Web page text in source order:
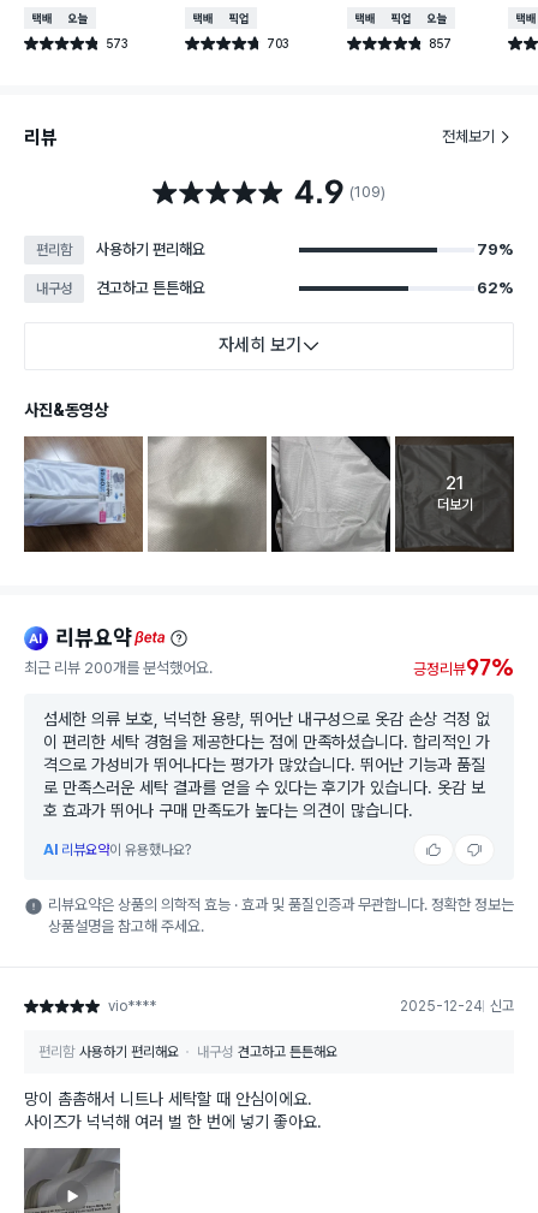
택배배송오늘배송
별점 4.8점 573
건 작성
택배배송매장픽업
별점 4.7점 703
건 작성
택배배송매장픽업오늘배송
별점 4.8점 857
건 작성
택배
별점
리뷰 전체보기
별점 4.9점 4.9 (109)
편리함 사용하기 편리해요 79%
내구성 견고하고 튼튼해요 62%
자세히 보기
사진&동영상
고객 리뷰
21
더보기
ai 리뷰요약beta
최근 리뷰 200개를 분석했어요. 긍정리뷰97%
섬세한 의류 보호, 넉넉한 용량, 뛰어난 내구성으로 옷감 손상 걱정 없
이 편리한 세탁 경험을 제공한다는 점에 만족하셨습니다. 합리적인 가
격으로 가성비가 뛰어나다는 평가가 많았습니다. 뛰어난 기능과 품질
로 만족스러운 세탁 결과를 얻을 수 있다는 후기가 있습니다. 옷감 보
호 효과가 뛰어나 구매 만족도가 높다는 의견이 많습니다.
AI 리뷰요약이 유용했나요?
리뷰요약은 상품의 의학적 효능 · 효과 및 품질인증과 무관합니다. 정확한 정보는
상품설명을 참고해 주세요.
별점 5점 vio**** 2025-12-24 신고
편리함 사용하기 편리해요 내구성 견고하고 튼튼해요
망이 촘촘해서 니트나 세탁할 때 안심이에요.
사이즈가 넉넉해 여러 벌 한 번에 넣기 좋아요.